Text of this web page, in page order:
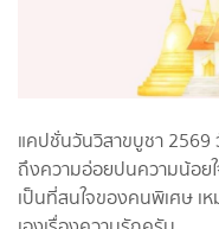
แคปชั่นวันวิสาขบูชา
ถึงความอ่อยปนความน้อย
เป็นที่สนใจของคนพิเศษ เห